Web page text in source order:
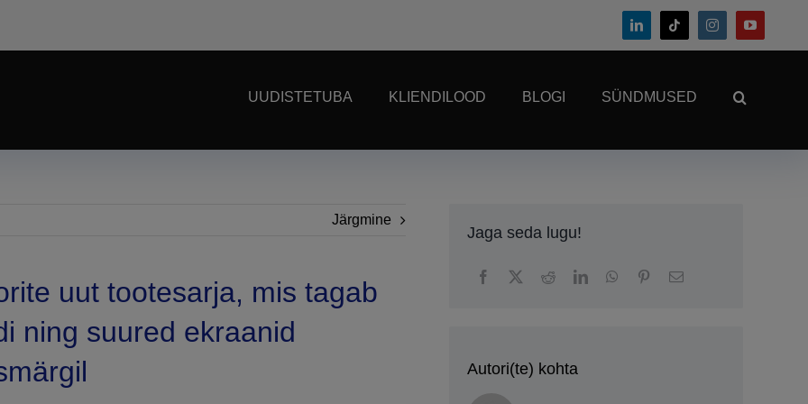
UUDISTETUBA KLIENDILOOD BLOGI SÜNDMUSED
Järgmine
uut tootesarja, mis tagab
ning suured ekraanid
Jaga seda lugu!
Autori(te) kohta